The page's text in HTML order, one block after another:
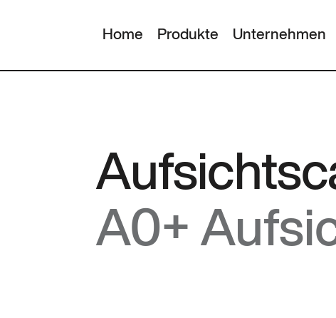
Home Produkte Unternehmen
A0+